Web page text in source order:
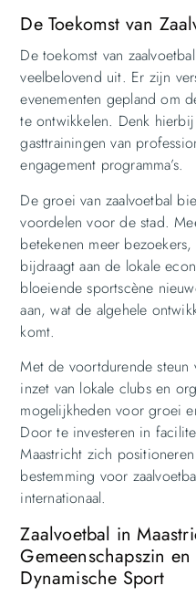
De Toekomst van
De toekomst van
veelbelovend uit. Er zijn
evenementen gepland om
te ontwikkelen. Denk
gasttrainingen van
engagement programma’s.
De groei van zaalvoetbal
voordelen voor de stad.
betekenen meer
bijdraagt aan de lokale
bloeiende sportscène
aan, wat de algehele
komt.
Met de voortdurende steun
inzet van lokale clubs en
mogelijkheden voor groei
Door te investeren in
Maastricht zich
bestemming voor
internationaal.
Zaalvoetbal in
Gemeenschapszin
Dynamische Sport